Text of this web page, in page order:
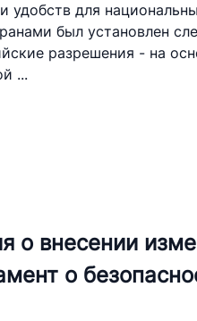
автомобильным
для
был установлен
разрешения - на
...
о внесении
о